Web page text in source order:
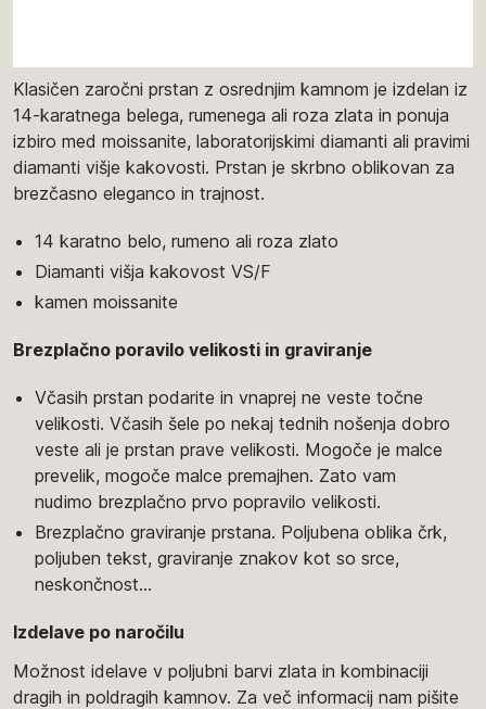
Klasičen zaročni prstan z osrednjim kamnom je izdelan iz
14-karatnega belega, rumenega ali roza zlata in ponuja
izbiro med moissanite, laboratorijskimi diamanti ali pravimi
diamanti višje kakovosti. Prstan je skrbno oblikovan za
brezčasno eleganco in trajnost.
14 karatno belo, rumeno ali roza zlato
Diamanti višja kakovost VS/F
kamen moissanite
Brezplačno poravilo velikosti in graviranje
Včasih prstan podarite in vnaprej ne veste točne
velikosti. Včasih šele po nekaj tednih nošenja dobro
veste ali je prstan prave velikosti. Mogoče je malce
prevelik, mogoče malce premajhen. Zato vam
nudimo brezplačno prvo popravilo velikosti.
Brezplačno graviranje prstana. Poljubena oblika črk,
poljuben tekst, graviranje znakov kot so srce,
neskončnost...
Izdelave po naročilu
Možnost idelave v poljubni barvi zlata in kombinaciji
dragih in poldragih kamnov. Za več informacij nam pišite